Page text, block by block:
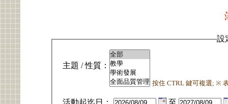
設
主題 / 性質：
按住 CTRL 鍵可複選; ※
活動起迄日： 至